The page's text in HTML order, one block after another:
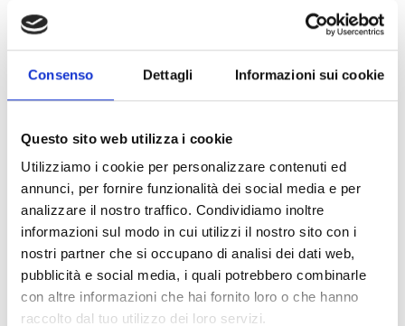
Consenso Dettagli Informazioni sui cookie
Questo sito web utilizza i cookie
Utilizziamo i cookie per personalizzare contenuti ed
annunci, per fornire funzionalità dei social media e per
analizzare il nostro traffico. Condividiamo inoltre
informazioni sul modo in cui utilizzi il nostro sito con i
nostri partner che si occupano di analisi dei dati web,
pubblicità e social media, i quali potrebbero combinarle
con altre informazioni che hai fornito loro o che hanno
raccolto dal tuo utilizzo dei loro servizi.
Contatti
V-CARD
Area stampa